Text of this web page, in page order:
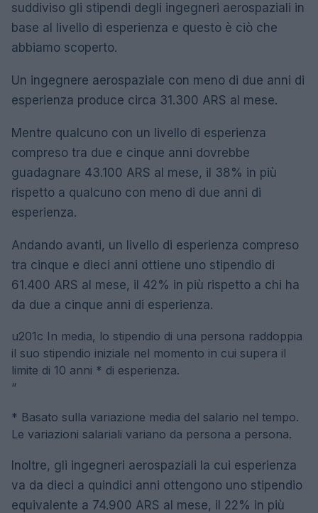
suddiviso gli stipendi degli ingegneri aerospaziali in
base al livello di esperienza e questo è ciò che
abbiamo scoperto.
Un ingegnere aerospaziale con meno di due anni di
esperienza produce circa 31.300 ARS al mese.
Mentre qualcuno con un livello di esperienza
compreso tra due e cinque anni dovrebbe
guadagnare 43.100 ARS al mese, il 38% in più
rispetto a qualcuno con meno di due anni di
esperienza.
Andando avanti, un livello di esperienza compreso
tra cinque e dieci anni ottiene uno stipendio di
61.400 ARS al mese, il 42% in più rispetto a chi ha
da due a cinque anni di esperienza.
u201c In media, lo stipendio di una persona raddoppia
il suo stipendio iniziale nel momento in cui supera il
limite di 10 anni * di esperienza.
“
* Basato sulla variazione media del salario nel tempo.
Le variazioni salariali variano da persona a persona.
Inoltre, gli ingegneri aerospaziali la cui esperienza
va da dieci a quindici anni ottengono uno stipendio
equivalente a 74.900 ARS al mese, il 22% in più